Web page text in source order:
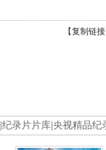
【复制链接
纪录片片库 央视精品纪